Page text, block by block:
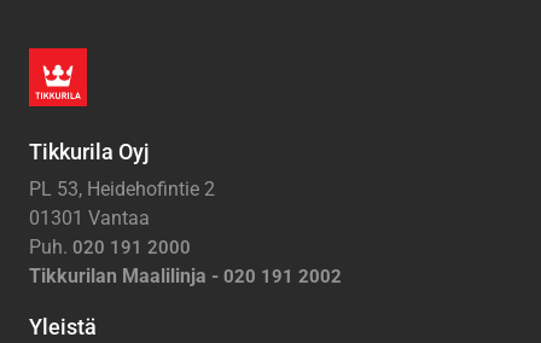
Tikkurila Oyj
PL 53, Heidehofintie 2
01301 Vantaa
Puh. 020 191 2000
Tikkurilan Maalilinja - 020 191 2002
Yleistä